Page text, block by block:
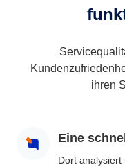
ihren
Eine
Dort